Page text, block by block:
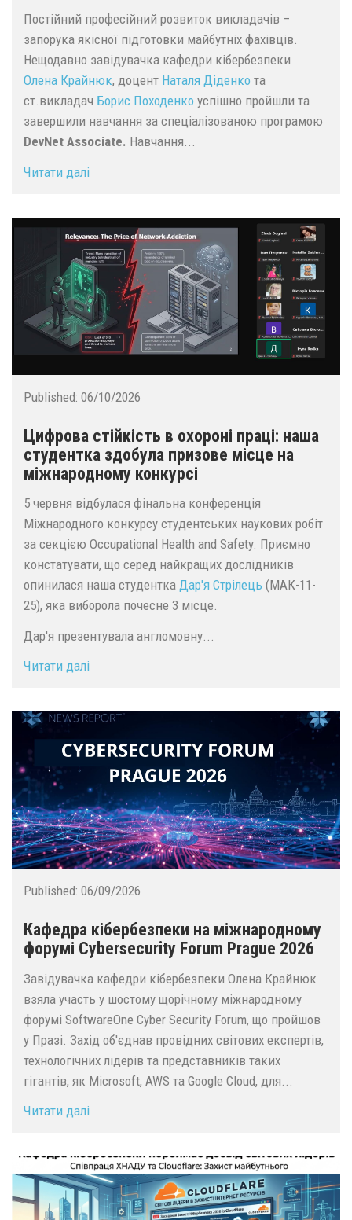
Постійний професійний розвиток викладачів –
запорука якісної підготовки майбутніх фахівців.
Нещодавно завідувачка кафедри кібербезпеки
Олена Крайнюк, доцент Наталя Діденко та
ст.викладач Борис Походенко успішно пройшли та
завершили навчання за спеціалізованою програмою
DevNet Associate. Навчання...
Читати далі
Published: 06/10/2026
Цифрова стійкість в охороні праці: наша
студентка здобула призове місце на
міжнародному конкурсі
5 червня відбулася фінальна конференція
Міжнародного конкурсу студентських наукових робіт
за секцією Occupational Health and Safety. Приємно
констатувати, що серед найкращих дослідників
опинилася наша студентка Дар'я Стрілець (МАК-11-
25), яка виборола почесне 3 місце.
Дар'я презентувала англомовну...
Читати далі
Published: 06/09/2026
Кафедра кібербезпеки на міжнародному
форумі Cybersecurity Forum Prague 2026
Завідувачка кафедри кібербезпеки Олена Крайнюк
взяла участь у шостому щорічному міжнародному
форумі SoftwareOne Cyber Security Forum, що пройшов
у Празі. Захід об'єднав провідних світових експертів,
технологічних лідерів та представників таких
гігантів, як Microsoft, AWS та Google Cloud, для...
Читати далі